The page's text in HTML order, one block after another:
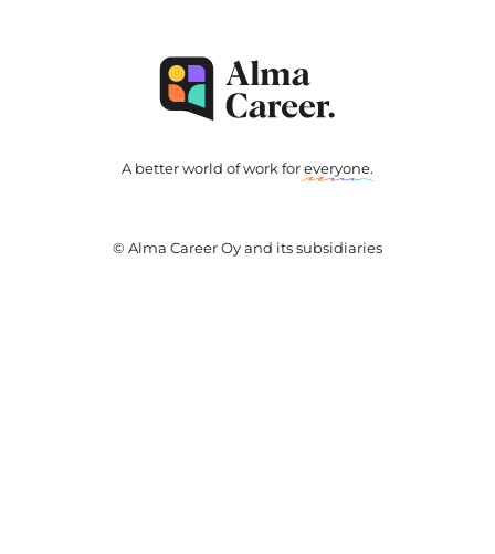
A better world of work foreveryone.
© Alma Career Oy and its subsidiaries